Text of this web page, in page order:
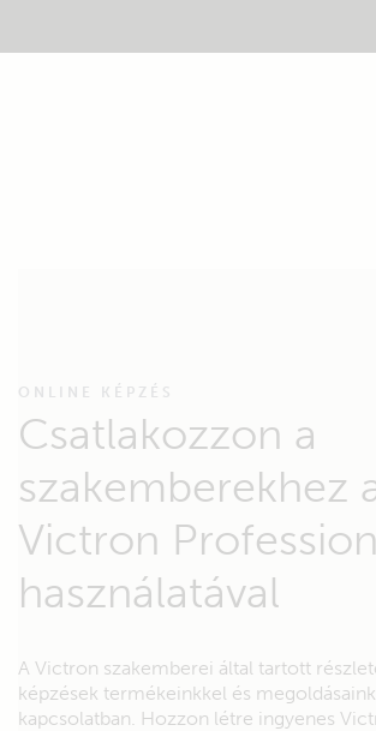
ONLINE KÉPZÉS
Csatlakozzon a
szakemberekhez
Victron
használatával
A Victron szakemberei által tartott
képzések termékeinkkel és
kapcsolatban. Hozzon létre ingyenes